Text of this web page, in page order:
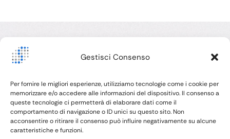
Gestisci Consenso
Per fornire le migliori esperienze, utilizziamo tecnologie come i cookie per
memorizzare e/o accedere alle informazioni del dispositivo. Il consenso a
queste tecnologie ci permetterà di elaborare dati come il
comportamento di navigazione o ID unici su questo sito. Non
acconsentire o ritirare il consenso può influire negativamente su alcune
caratteristiche e funzioni.
Siamo consapevoli di quanto la salute orale dei vostri
clienti sia strettamente legata alla loro salute generale,
alla fiducia che ripongono in voi e alla vostra
professionalità, e siamo orgogliosi di coltivare un
ambiente sicuro in cui possiate sempre sentirvi a vostro